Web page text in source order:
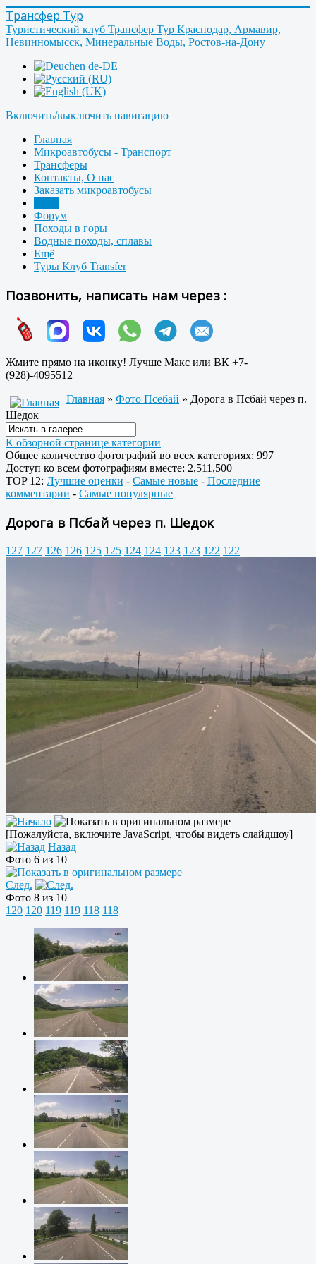
Трансфер Тур
Туристический клуб Трансфер Тур Краснодар, Армавир,
Невинномысск, Минеральные Воды, Ростов-на-Дону
Включить/выключить навигацию
Главная
Микроавтобусы - Транспорт
Трансферы
Контакты, О нас
Заказать микроавтобусы
Форум
Походы в горы
Водные походы, сплавы
Ещё
Туры Клуб Transfer
Позвонить, написать нам через :
Жмите прямо на иконку! Лучше Макс или ВК +7-
(928)-4095512
Главная » Фото Псебай » Дорога в Псбай через п.
Шедок
К обзорной странице категории
Общее количество фотографий во всех категориях: 997
Доступ ко всем фотографиям вместе: 2,511,500
TOP 12: Лучшие оценки - Самые новые - Последние
комментарии - Самые популярные
Дорога в Псбай через п. Шедок
127 127 126 126 125 125 124 124 123 123 122 122
[Пожалуйста, включите JavaScript, чтобы видеть слайдшоу]
Назад
Фото 6 из 10
След.
Фото 8 из 10
120 120 119 119 118 118